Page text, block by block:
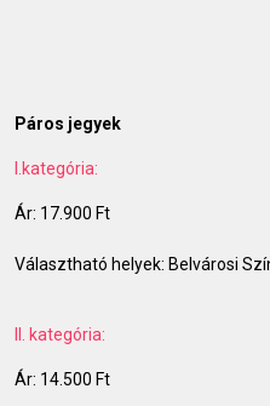
Páros jegyek
I.kategória:
Ár: 17.900 Ft
Választható helyek: Belvárosi
II. kategória:
Ár: 14.500 Ft